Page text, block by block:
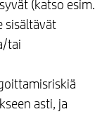
(katso esim.
sisältävät
tai
asti, ja